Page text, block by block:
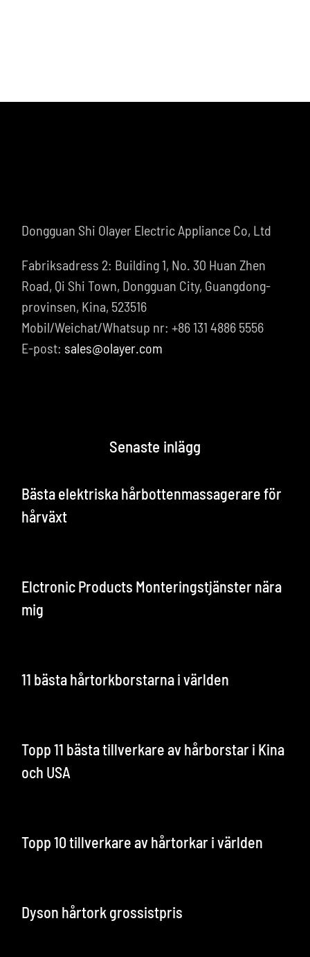
Dongguan Shi Olayer Electric Appliance Co, Ltd
Fabriksadress 2: Building 1, No. 30 Huan Zhen
Road, Qi Shi Town, Dongguan City, Guangdong-
provinsen, Kina, 523516
Mobil/Weichat/Whatsup nr: +86 131 4886 5556
E-post: sales@olayer.com
Senaste inlägg
Bästa elektriska hårbottenmassagerare för
hårväxt
Elctronic Products Monteringstjänster nära
mig
11 bästa hårtorkborstarna i världen
Topp 11 bästa tillverkare av hårborstar i Kina
och USA
Topp 10 tillverkare av hårtorkar i världen
Dyson hårtork grossistpris